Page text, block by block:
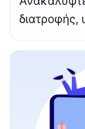
διατροφής,